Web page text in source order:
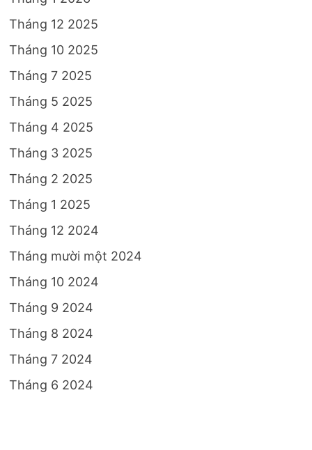
Tháng 12 2025
Tháng 10 2025
Tháng 7 2025
Tháng 5 2025
Tháng 4 2025
Tháng 3 2025
Tháng 2 2025
Tháng 1 2025
Tháng 12 2024
Tháng mười một 2024
Tháng 10 2024
Tháng 9 2024
Tháng 8 2024
Tháng 7 2024
Tháng 6 2024